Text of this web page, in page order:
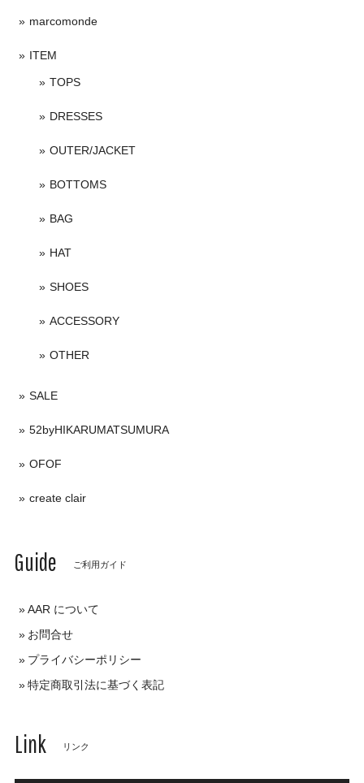
marcomonde
ITEM
TOPS
DRESSES
OUTER/JACKET
BOTTOMS
BAG
HAT
SHOES
ACCESSORY
OTHER
SALE
52byHIKARUMATSUMURA
OFOF
create clair
Guide ご利用ガイド
AAR について
お問合せ
プライバシーポリシー
特定商取引法に基づく表記
Link リンク